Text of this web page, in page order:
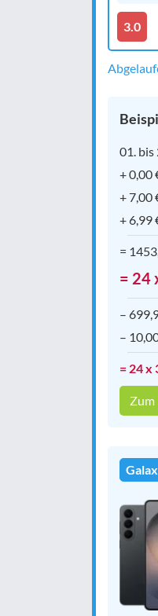
3.0
01. bis
+ 0,00
+ 7,00
+ 6,99
=
= 24
–
–
= 24 x